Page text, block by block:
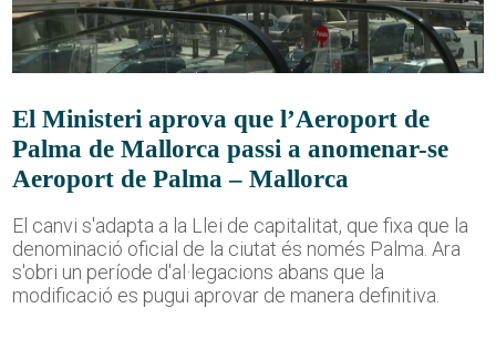
El Ministeri aprova que l’Aeroport de
Palma de Mallorca passi a anomenar-se
Aeroport de Palma – Mallorca
El canvi s'adapta a la Llei de capitalitat, que fixa que la
denominació oficial de la ciutat és només Palma. Ara
s'obri un període d'al·legacions abans que la
modificació es pugui aprovar de manera definitiva.